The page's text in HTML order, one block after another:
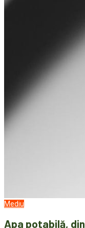
Mediu
Apa potabilă,